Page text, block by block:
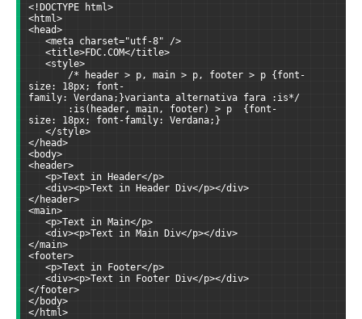
<!DOCTYPE html>
<html>
<head>
<meta charset="utf-8" />
<title>FDC.COM</title>
<style>
/* header > p, main > p, footer > p {font-
size: 18px; font-
family: Verdana;}varianta alternativa fara :is*/
:is(header, main, footer) > p  {font-
size: 18px; font-family: Verdana;}
</style>
</head>
<body>
<header>
<p>Text in Header</p>
<div><p>Text in Header Div</p></div>
</header>
<main>
<p>Text in Main</p>
<div><p>Text in Main Div</p></div>
</main>
<footer>
<p>Text in Footer</p>
<div><p>Text in Footer Div</p></div>
</footer>
</body>
</html>